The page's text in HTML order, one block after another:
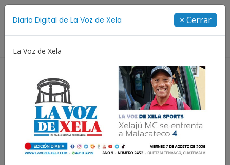
Diario Digital de La Voz de Xela × Cerrar
La Voz de Xela